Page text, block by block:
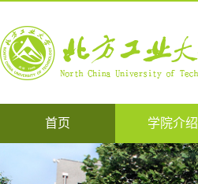
首页 学院介绍